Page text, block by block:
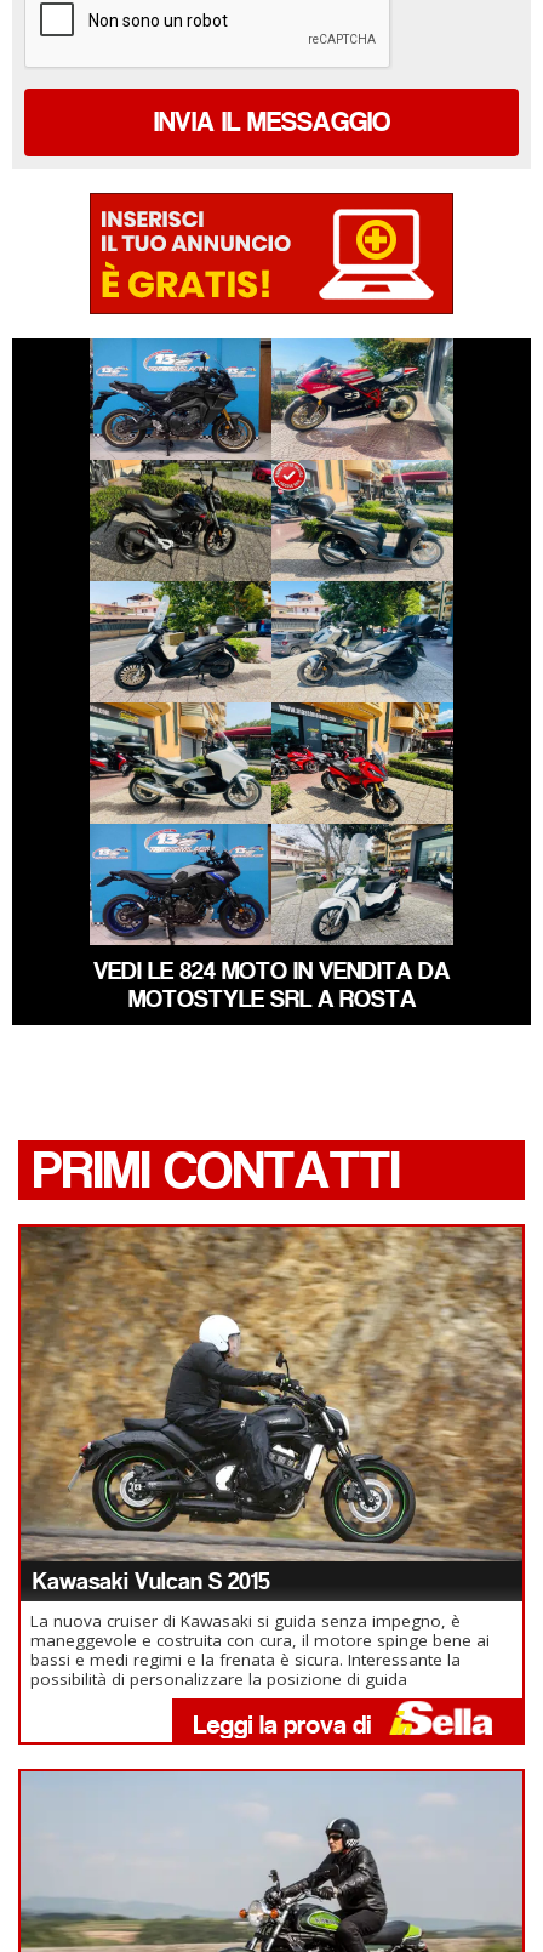
INVIA IL MESSAGGIO
YAMAHA
TRACER-9
€ 11.690 €
DUCATI 1098
€ 10.490 €
KEEWAY RKF
€ 2.190 €
HONDA SH
€ 3.150 €
PIAGGIO
BEVERLY
€ 2.990 €
HONDA ADV-350
€ 4.490 €
HONDA INTEGRA
€ 2.990 €
HONDA X-ADV
€ 8.690 €
YAMAHA
TRACER
€ 6.390 €
PIAGGIO LIBERTY
€ 2.350 €
VEDI LE 824 MOTO IN VENDITA DA
MOTOSTYLE SRL A ROSTA
PRIMI CONTATTI
Kawasaki Vulcan S 2015
La nuova cruiser di Kawasaki si guida senza impegno, è
maneggevole e costruita con cura, il motore spinge bene ai
bassi e medi regimi e la frenata è sicura. Interessante la
possibilità di personalizzare la posizione di guida